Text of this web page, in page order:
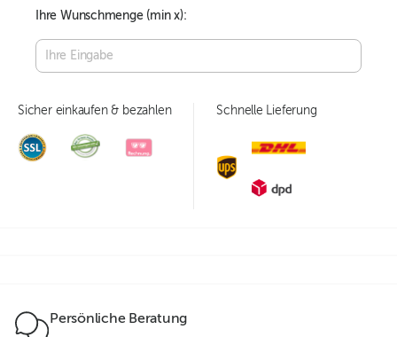
Ihre Wunschmenge (minx):
Sicher einkaufen & bezahlen Schnelle Lieferung
Persönliche Beratung